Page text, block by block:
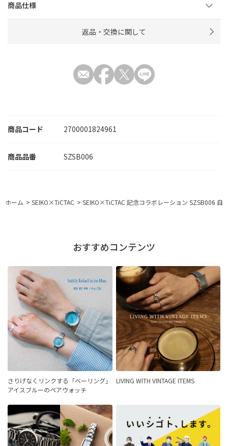
商品コード 2700001824961
SZSB006
商品仕様
返品・交換に関して
ホーム > SEIKO×TiCTAC > SEIKO×TiCTAC 記念コラボレーション SZSB006 自
おすすめコンテンツ
さりげなくリンクする「ベーリング」
アイスブルーのペアウォッチ
LIVING WITH VINTAGE ITEMS